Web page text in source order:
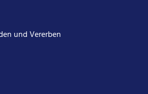
und Vererben